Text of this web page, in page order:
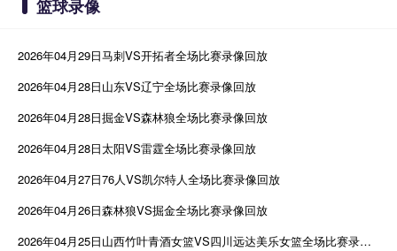
篮球录像
2026年04月29日马刺VS开拓者全场比赛录像回放
2026年04月28日山东VS辽宁全场比赛录像回放
2026年04月28日掘金VS森林狼全场比赛录像回放
2026年04月28日太阳VS雷霆全场比赛录像回放
2026年04月27日76人VS凯尔特人全场比赛录像回放
2026年04月26日森林狼VS掘金全场比赛录像回放
2026年04月25日山西竹叶青酒女篮VS四川远达美乐女篮全场比赛录像回放